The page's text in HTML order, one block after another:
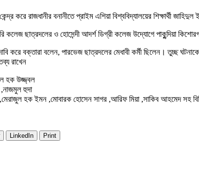
করে রাজধানীর বনানীতে প্রাইম এশিয়া বিশ্ববিদ্যালয়ের শিক্ষার্থী
কলেজ ছাত্রদলের ও হোসেন্দী আদর্শ ডিগ্রী কলেজ উদ্যোগে পাকুন্দিয়া
করে বক্তারা বলেন, পারভেজ ছাত্রদলের মেধাবী কর্মী ছিলেন। তুচ্ছ
রাখেন
হক উজ্জ্বল
হুদা
হক ইমন ,মোবারক হোসেন সাগর ,আরিফ মিয়া ,সাকিব আহমেদ সহ
LinkedIn Print